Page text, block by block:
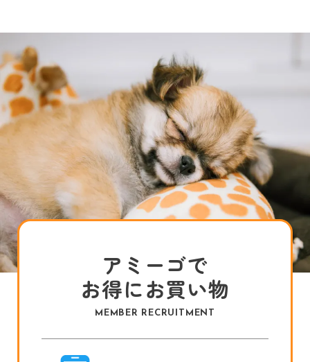
アミーゴで
お得にお買い物
MEMBER RECRUITMENT